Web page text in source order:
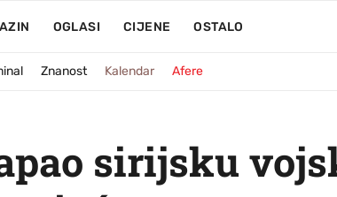
OGLASI CIJENE OSTALO
Znanost Kalendar Afere
sirijsku